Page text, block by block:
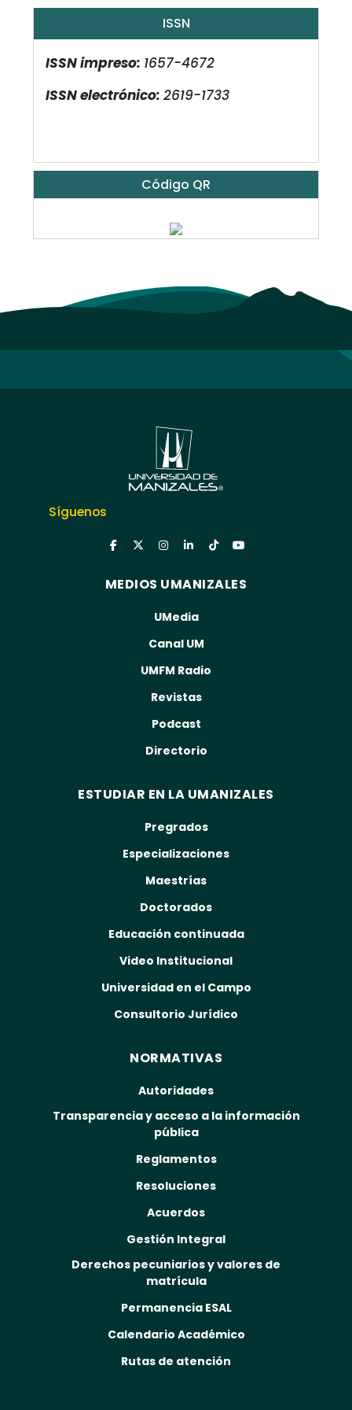
ISSN
ISSN impreso: 1657-4672
ISSN electrónico: 2619-1733
Código QR
Síguenos
MEDIOS UMANIZALES
UMedia
Canal UM
UMFM Radio
Revistas
Podcast
Directorio
ESTUDIAR EN LA UMANIZALES
Pregrados
Especializaciones
Maestrías
Doctorados
Educación continuada
Video Institucional
Universidad en el Campo
Consultorio Jurídico
NORMATIVAS
Autoridades
Transparencia y acceso a la información
pública
Reglamentos
Resoluciones
Acuerdos
Gestión Integral
Derechos pecuniarios y valores de
matrícula
Permanencia ESAL
Calendario Académico
Rutas de atención